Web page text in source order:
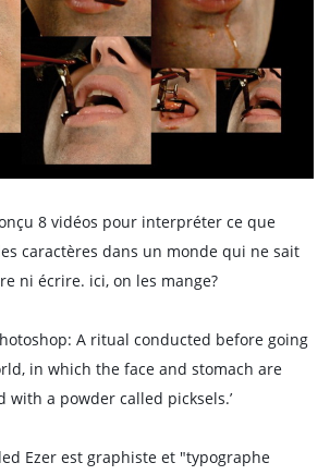
8 vidéos pour interpréter ce que
caractères dans un monde qui ne sait
ni écrire. ici, on les mange?
A ritual conducted before going
in which the face and stomach are
with a powder called picksels.’
Ezer est graphiste et "typographe